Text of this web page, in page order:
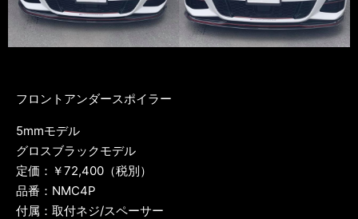
フロントアンダースポイラー
5mmモデル
グロスブラックモデル
定価：￥72,400（税別）
品番：NMC4P
付属：取付ネジ/スペーサー